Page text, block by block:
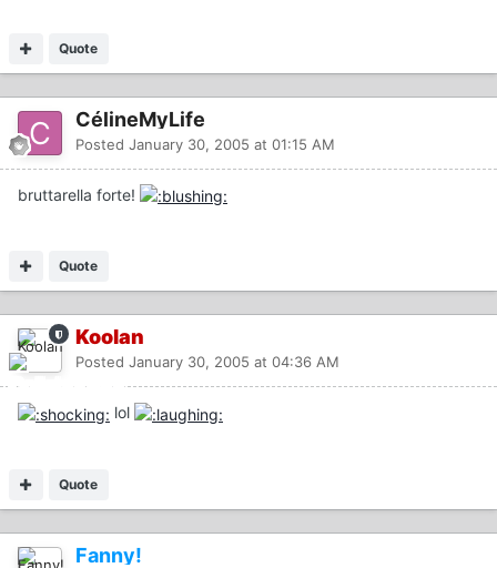
Quote
CélineMyLife
Posted January 30, 2005 at 01:15 AM
bruttarella forte!
Quote
Koolan
Posted January 30, 2005 at 04:36 AM
lol
Quote
Fanny!